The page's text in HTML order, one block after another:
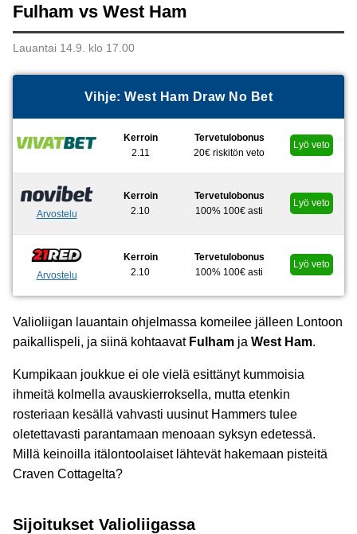
Fulham vs West Ham
Lauantai 14.9. klo 17.00
Vihje: West Ham Draw No Bet
Kerroin
2.11
Tervetulobonus
20€ riskitön veto
Lyö veto
Arvostelu
Kerroin
2.10
Tervetulobonus
100% 100€ asti
Lyö veto
Arvostelu
Kerroin
2.10
Tervetulobonus
100% 100€ asti
Lyö veto
Valioliigan lauantain ohjelmassa komeilee jälleen Lontoon
paikallispeli, ja siinä kohtaavat Fulham ja West Ham.
Kumpikaan joukkue ei ole vielä esittänyt kummoisia
ihmeitä kolmella avauskierroksella, mutta etenkin
rosteriaan kesällä vahvasti uusinut Hammers tulee
oletettavasti parantamaan menoaan syksyn edetessä.
Millä keinoilla itälontoolaiset lähtevät hakemaan pisteitä
Craven Cottagelta?
Sijoitukset Valioliigassa